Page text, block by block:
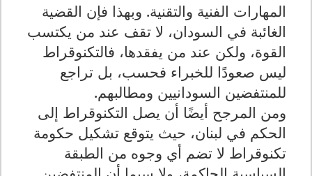
المهارات الفنية والتقنية. وبهذا فإن القضية
الغائبة في السودان، لا تقف عند من يكتسب
القوة، ولكن عند من يفقدها، فالتكنوقراط
ليس صعودًا للخبراء فحسب، بل تراجع
للمنتفضين السودانيين ومطالبهم.
ومن المرجح أيضًا أن يصل التكنوقراط إلى
الحكم في لبنان، حيث يتوقع تشكيل حكومة
تكنوقراط لا تضم أي وجوه من الطبقة